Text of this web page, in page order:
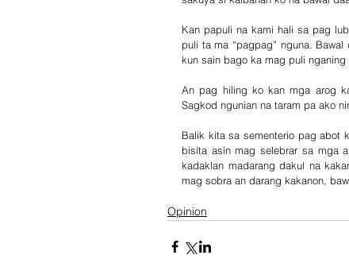
Kan papuli na kami hali sa pag
puli ta ma “pagpag” nguna.
kun sain bago ka mag puli
An pag hiling ko kan mga arog
Sagkod ngunian na taram pa ako
Balik kita sa sementerio pag abot
bisita asin mag selebrar sa mga
kadaklan madarang dakul na
mag sobra an darang kakanon,
Opinion